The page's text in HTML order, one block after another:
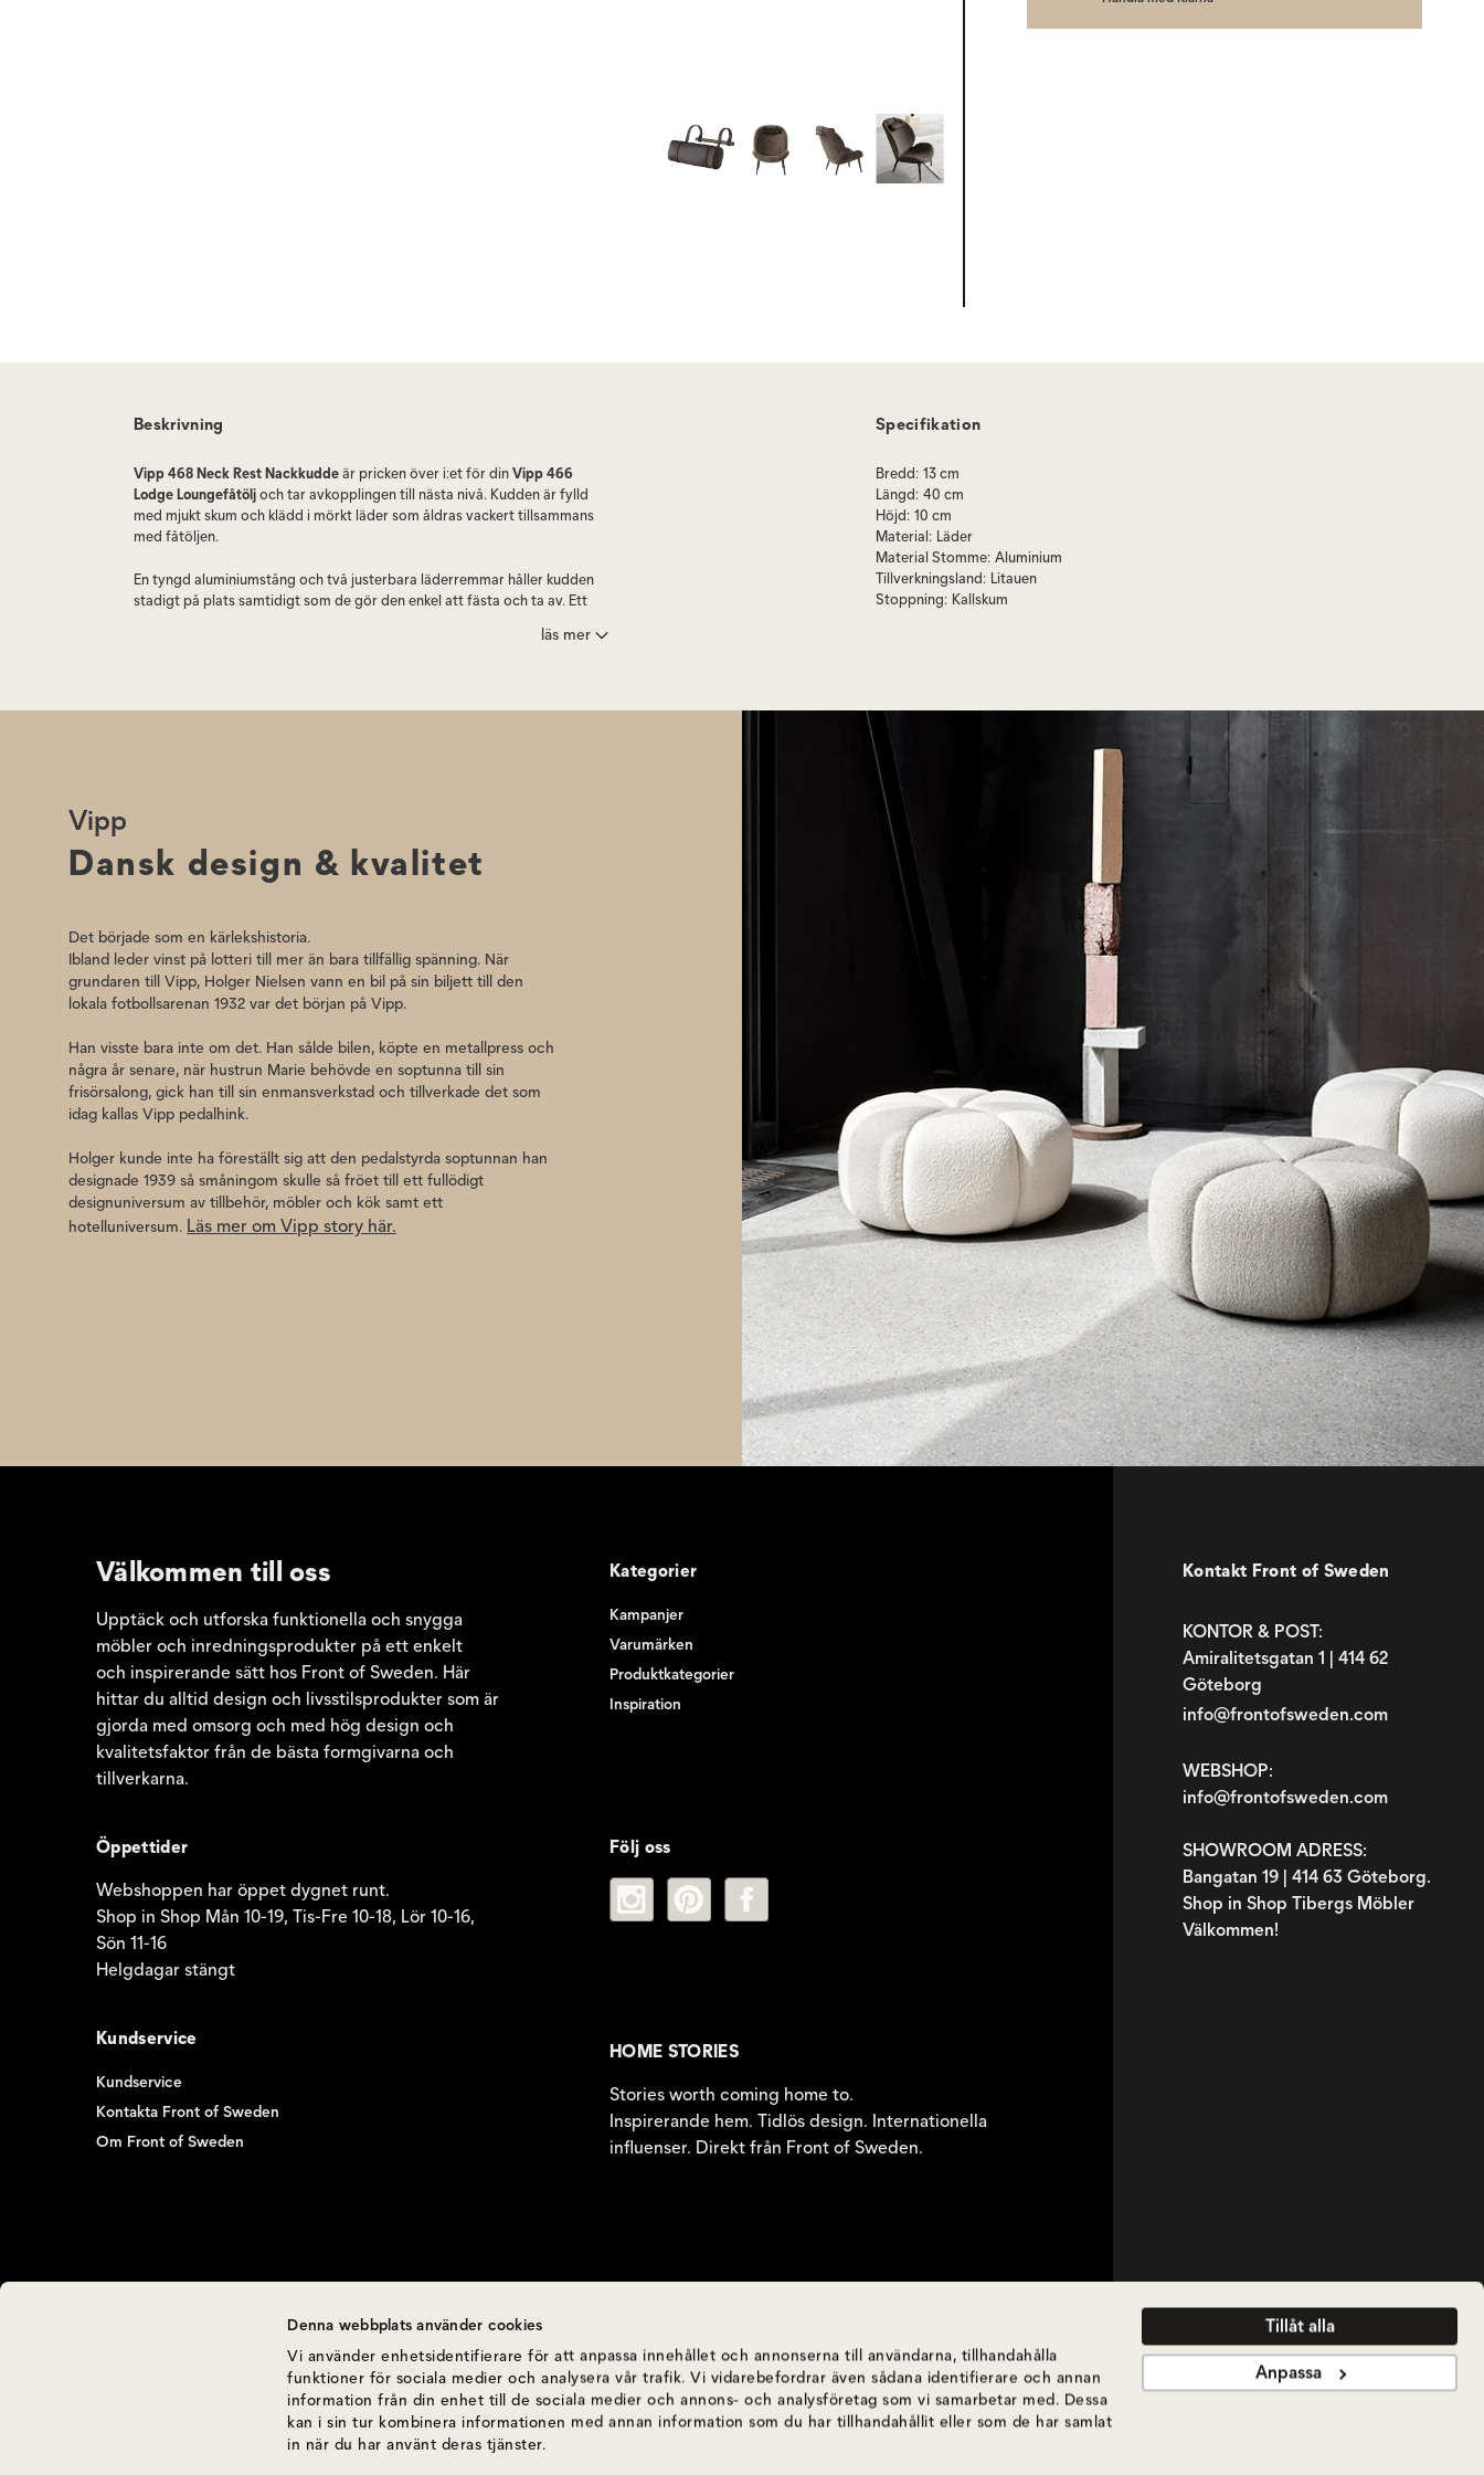
Denna webbplats använder cookies
Vi använder enhetsidentifierare för att anpassa innehållet och annonserna till användarna, tillhandahålla
funktioner för sociala medier och analysera vår trafik. Vi vidarebefordrar även sådana identifierare och annan
information från din enhet till de sociala medier och annons- och analysföretag som vi samarbetar med. Dessa
kan i sin tur kombinera informationen med annan information som du har tillhandahållit eller som de har samlat
in när du har använt deras tjänster.
Tillåt alla
Anpassa
Beskrivning
Vipp 468 Neck Rest Nackkuddeär pricken över i:et för dinVipp 466
Lodge Loungefåtöljoch tar avkopplingen till nästa nivå. Kudden är fylld
med mjukt skum och klädd i mörkt läder som åldras vackert tillsammans
med fåtöljen.
En tyngd aluminiumstång och två justerbara läderremmar håller kudden
stadigt på plats samtidigt som de gör den enkel att fästa och ta av. Ett
läs mer
Specifikation
Bredd: 13 cm
Längd: 40 cm
Höjd: 10 cm
Material: Läder
Material Stomme: Aluminium
Tillverkningsland: Litauen
Stoppning: Kallskum
Vipp
Dansk design & kvalitet
Det började som en kärlekshistoria.
Ibland leder vinst på lotteri till mer än bara tillfällig spänning. När
grundaren till Vipp, Holger Nielsen vann en bil på sin biljett till den
lokala fotbollsarenan 1932 var det början på Vipp.
Han visste bara inte om det. Han sålde bilen, köpte en metallpress och
några år senare, när hustrun Marie behövde en soptunna till sin
frisörsalong, gick han till sin enmansverkstad och tillverkade det som
idag kallas Vipp pedalhink.
Holger kunde inte ha föreställt sig att den pedalstyrda soptunnan han
designade 1939 så småningom skulle så fröet till ett fullödigt
designuniversum av tillbehör, möbler och kök samt ett
hotelluniversum. Läs mer om Vipp story här.
Välkommen till oss
Upptäck och utforska funktionella och snygga
möbler och inredningsprodukter på ett enkelt
och inspirerande sätt hos Front of Sweden. Här
hittar du alltid design och livsstilsprodukter som är
gjorda med omsorg och med hög design och
kvalitetsfaktor från de bästa formgivarna och
tillverkarna.
Kategorier
Kampanjer
Varumärken
Produktkategorier
Inspiration
Öppettider
Webshoppen har öppet dygnet runt.
Shop in Shop Mån 10-19, Tis-Fre 10-18, Lör 10-16,
Sön 11-16
Helgdagar stängt
Följ oss
Kundservice
Kundservice
Kontakta Front of Sweden
Om Front of Sweden
HOME STORIES
Stories worth coming home to.
Inspirerande hem. Tidlös design. Internationella
influenser. Direkt från Front of Sweden.
Kontakt Front of Sweden
KONTOR & POST:
Amiralitetsgatan 1 | 414 62
Göteborg
info@frontofsweden.com
WEBSHOP:
info@frontofsweden.com
SHOWROOM ADRESS:
Bangatan 19 | 414 63 Göteborg.
Shop in Shop Tibergs Möbler
Välkommen!